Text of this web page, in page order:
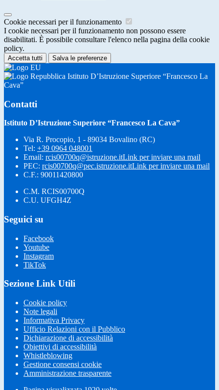
Cookie necessari per il funzionamento
I cookie necessari per il funzionamento non possono essere
disabilitati. È possibile consultare l'elenco nella pagina della cookie
policy.
Accetta tutti Salva le preferenze
Istituto D’Istruzione Superiore “Francesco La
Cava”
Contatti
Istituto D’Istruzione Superiore “Francesco La Cava”
Via R. Procopio, 1 - 89034 Bovalino (RC)
Tel: +39 0964 048001
Email: rcis00700q@istruzione.itLink per inviare una mail
PEC: rcis00700q@pec.istruzione.itLink per inviare una mail
C.F.: 90011420800
C.M. RCIS00700Q
C.U. UFGH4Z
Seguici su
Facebook
Youtube
Instagram
TikTok
Sezione Link Utili
Cookie policy
Note legali
Informativa Privacy
Ufficio Relazioni con il Pubblico
Dichiarazione di accessibilità
Obiettivi di accessibilità
Whistleblowing
Gestione consensi cookie
Amministrazione trasparente